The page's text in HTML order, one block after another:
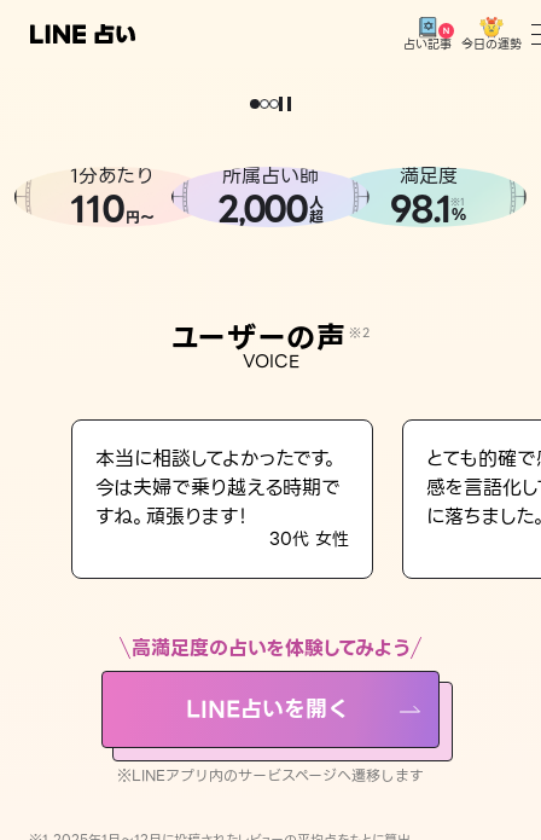
占い記事 今日の運勢
相談事例
LINE占いを開く
※LINEアプリ内のサービスページへ遷移します
どうせなら
。
1分あたり
110円〜
所属占い師
2,000人
超
満足度
98.1※1
%
ユーザーの声 ※2
VOICE
本当に相談してよかったです。
今は夫婦で乗り越える時期で
すね。頑張ります！
30代 女性
とても的確
感を言語化
に落ちました
高満足度の占いを体験してみよう
LINE占いを開く
※LINEアプリ内のサービスページへ遷移します